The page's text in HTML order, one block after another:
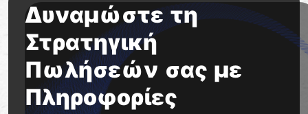
Δυναμώστε τη
Στρατηγική
Πωλήσεών σας με
Πληροφορίες